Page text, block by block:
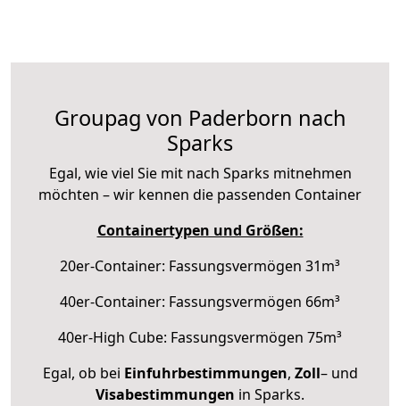
Groupag von Paderborn nach
Sparks
Egal, wie viel Sie mit nach Sparks mitnehmen
möchten – wir kennen die passenden Container
Containertypen und Größen:
20er-Container: Fassungsvermögen 31m³
40er-Container: Fassungsvermögen 66m³
40er-High Cube: Fassungsvermögen 75m³
Egal, ob bei Einfuhrbestimmungen, Zoll– und
Visabestimmungen in Sparks.